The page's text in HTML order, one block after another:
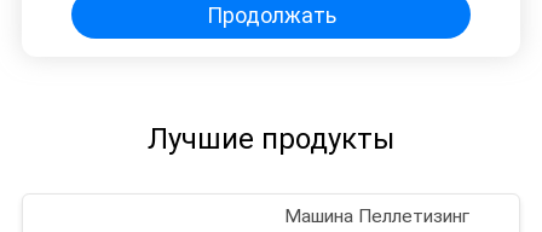
Продолжать
Лучшие продукты
Машина Пеллетизинг